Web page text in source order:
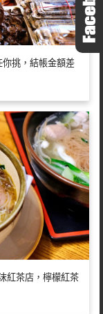
挑，結帳金額差
紅茶店，檸檬紅茶